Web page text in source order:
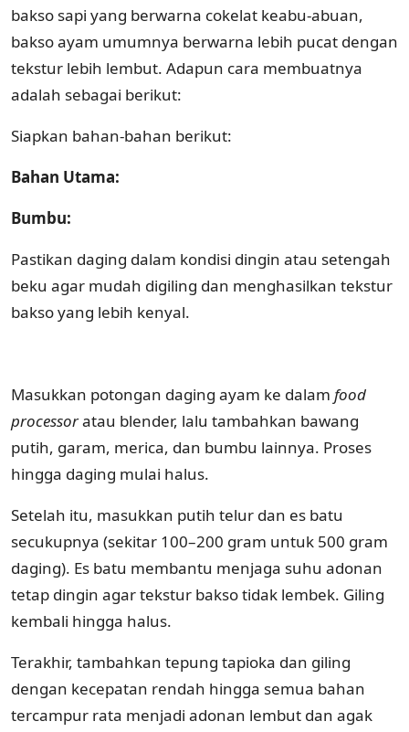
bakso sapi yang berwarna cokelat keabu-abuan,
bakso ayam umumnya berwarna lebih pucat dengan
tekstur lebih lembut. Adapun cara membuatnya
adalah sebagai berikut:
Siapkan bahan-bahan berikut:
Bahan Utama:
Bumbu:
Pastikan daging dalam kondisi dingin atau setengah
beku agar mudah digiling dan menghasilkan tekstur
bakso yang lebih kenyal.
Masukkan potongan daging ayam ke dalam food
processoratau blender, lalu tambahkan bawang
putih, garam, merica, dan bumbu lainnya. Proses
hingga daging mulai halus.
Setelah itu, masukkan putih telur dan es batu
secukupnya (sekitar 100–200 gram untuk 500 gram
daging). Es batu membantu menjaga suhu adonan
tetap dingin agar tekstur bakso tidak lembek. Giling
kembali hingga halus.
Terakhir, tambahkan tepung tapioka dan giling
dengan kecepatan rendah hingga semua bahan
tercampur rata menjadi adonan lembut dan agak